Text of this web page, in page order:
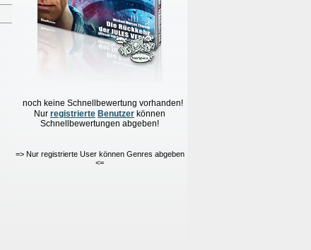
noch keine Schnellbewertung vorhanden!
Nur registrierte Benutzer können
Schnellbewertungen abgeben!
=> Nur registrierte User können Genres abgeben
<=